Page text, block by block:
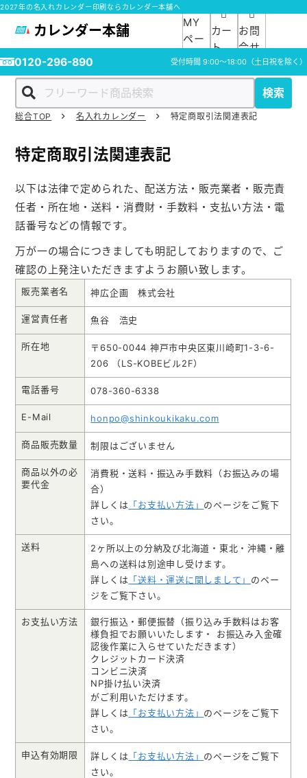
2027年の名入れカレンダー印刷ならカレンダー本舗へ
カレンダー本舗
検索
MY
ペー
ジ
カー
ト
お問
合せ
0120-296-890
受付時間 9:00～18:00 （土日祝を除く）
商品一覧
ご利用ガイド
スタッフ紹介
お役立ち情報
よくあるご質問
会社概要 お問い合わせ
カレンダー本舗
カイロ本舗
キャンディー本舗
ボックスティッシュ本舗
メモ帳本舗
クリアファイル本舗
ウェットティッシュ本舗
うちわ本舗
扇子本舗
ノベルティグッズ本舗
総合TOP 名入れカレンダー 特定商取引法関連表記
特定商取引法関連表記
以下は法律で定められた、配送方法・販売業者・販売責
任者・所在地・送料・消費財・手数料・支払い方法・電
話番号などの情報です。
万が一の場合につきましても明記しておりますので、ご
確認の上発注いただきますようお願い致します。
販売業者名 神広企画 株式会社
運営責任者 魚谷 浩史
所在地
〒650-0044 神戸市中央区東川崎町1-3-6-
206 （LS-KOBEビル2F）
電話番号 078-360-6338
E-Mail honpo@shinkoukikaku.com
商品販売数量 制限はございません
商品以外の必
要代金
消費税・送料・振込み手数料（お振込みの場
合）
詳しくは 「お支払い方法」 のページをご覧下
さい。
送料
2ヶ所以上の分納及び北海道・東北・沖縄・離
島への送料は別途申し受けます。
詳しくは 「送料・運送に関しまして」 のペー
ジをご覧下さい。
お支払い方法
銀行振込・郵便振替（振り込み手数料はお客
様負担でお願いいたします・ お振込み入金確
認後作業に入らせていただきます）
クレジットカード決済
コンビニ決済
NP掛け払い決済
がご利用いただけます。
詳しくは 「お支払い方法」 のページをご覧下
さい。
申込有効期限 詳しくは 「お支払い方法」 のページをご覧下
さい。